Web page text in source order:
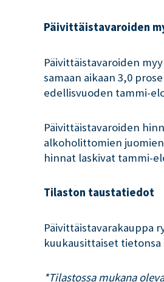
Päivittäistavaroiden
Päivittäistavaroiden
samaan aikaan 3,0
edellisvuoden tammi-
Päivittäistavaroiden
alkoholittomien
hinnat laskivat tammi-
Tilaston taustatiedot
Päivittäistavarakauppa
kuukausittaiset
*Tilastossa mukana